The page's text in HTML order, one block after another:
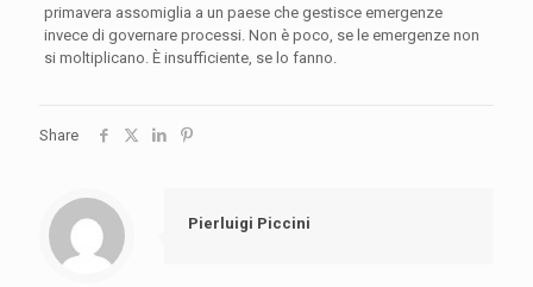
primavera assomiglia a un paese che gestisce emergenze
invece di governare processi. Non è poco, se le emergenze non
si moltiplicano. È insufficiente, se lo fanno.
Share
Pierluigi Piccini